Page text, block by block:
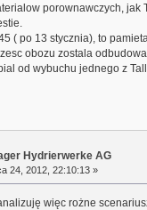
porownawczych, jak
( po 13 stycznia), to
obozu zostala
od wybuchu jednego z
Hydrierwerke AG
24, 2012, 22:10:13 »
więc rożne